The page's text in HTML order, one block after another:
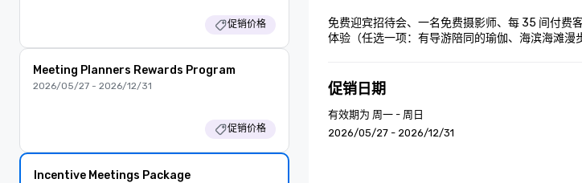
促销价格
Meeting Planners Rewards Program
2026/05/27 - 2026/12/31
促销价格
Incentive Meetings Package
免费迎宾招待会、一名免费摄影师、每 35 间付费
体验（任选一项：有导游陪同的瑜伽、海滨海滩漫
促销日期
有效期为 周一 - 周日
2026/05/27 - 2026/12/31